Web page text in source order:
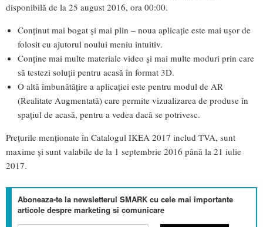
disponibilă de la 25 august 2016, ora 00:00.
Conținut mai bogat și mai plin – noua aplicație este mai ușor de
folosit cu ajutorul noului meniu intuitiv.
Conține mai multe materiale video și mai multe moduri prin care
să testezi soluții pentru acasă în format 3D.
O altă îmbunătățire a aplicației este pentru modul de AR
(Realitate Augmentată) care permite vizualizarea de produse în
spațiul de acasă, pentru a vedea dacă se potrivesc.
Prețurile menționate în Catalogul IKEA 2017 includ TVA, sunt
maxime și sunt valabile de la 1 septembrie 2016 până la 21 iulie
2017.
Aboneaza-te la newsletterul SMARK cu cele mai importante
articole despre marketing si comunicare